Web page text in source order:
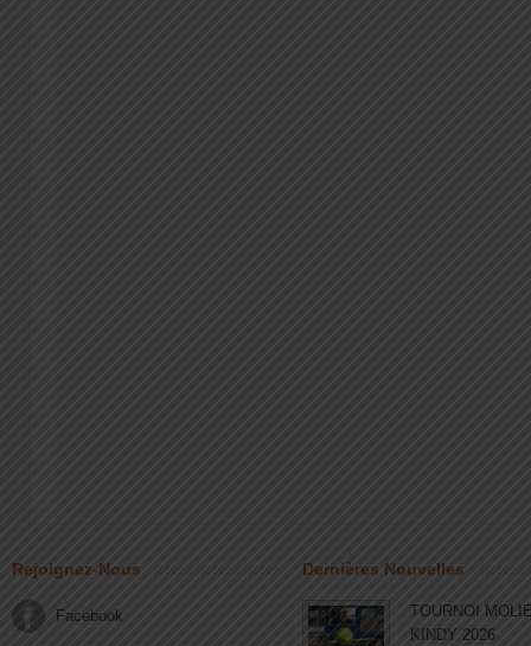
Rejoignez-Nous
Facebook
Dernières Nouvelles
TOURNOI
KINDY 2026